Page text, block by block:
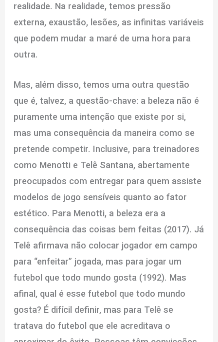
realidade. Na realidade, temos pressão
externa, exaustão, lesões, as infinitas variáveis
que podem mudar a maré de uma hora para
outra.
Mas, além disso, temos uma outra questão
que é, talvez, a questão-chave: a beleza não é
puramente uma intenção que existe por si,
mas uma consequência da maneira como se
pretende competir. Inclusive, para treinadores
como Menotti e Telê Santana, abertamente
preocupados com entregar para quem assiste
modelos de jogo sensíveis quanto ao fator
estético. Para Menotti, a beleza era a
consequência das coisas bem feitas (2017). Já
Telê afirmava não colocar jogador em campo
para “enfeitar” jogada, mas para jogar um
futebol que todo mundo gosta (1992). Mas
afinal, qual é esse futebol que todo mundo
gosta? É difícil definir, mas para Telê se
tratava do futebol que ele acreditava o